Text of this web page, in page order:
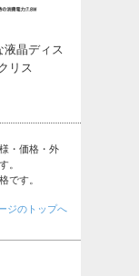
液晶ディス
リス
・価格・外
。
です。
ジのトップへ